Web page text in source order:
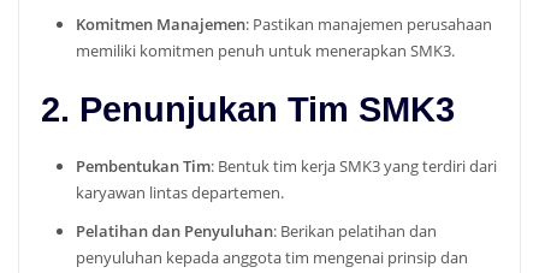
Komitmen Manajemen: Pastikan manajemen perusahaan
memiliki komitmen penuh untuk menerapkan SMK3.
2. Penunjukan Tim SMK3
Pembentukan Tim: Bentuk tim kerja SMK3 yang terdiri dari
karyawan lintas departemen.
Pelatihan dan Penyuluhan: Berikan pelatihan dan
penyuluhan kepada anggota tim mengenai prinsip dan